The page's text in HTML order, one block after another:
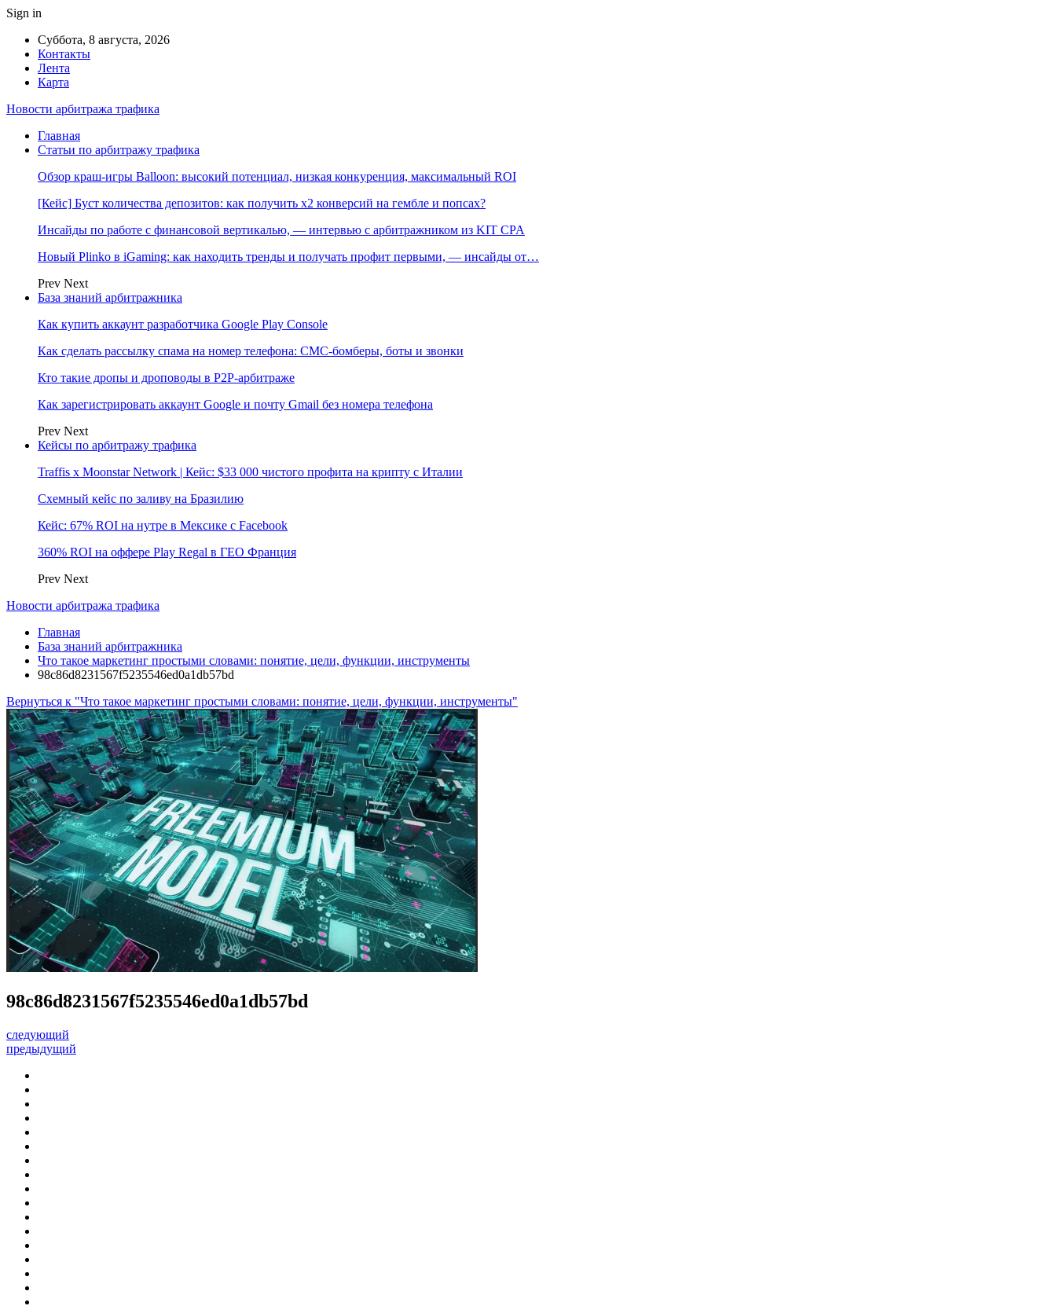
Sign in
Суббота, 8 августа, 2026
Контакты
Лента
Карта
Новости арбитража трафика
Главная
Статьи по арбитражу трафика
Обзор краш-игры Balloon: высокий потенциал, низкая конкуренция, максимальный ROI
[Кейс] Буст количества депозитов: как получить х2 конверсий на гембле и попсах?
Инсайды по работе с финансовой вертикалью, — интервью с арбитражником из KIT CPA
Новый Plinko в iGaming: как находить тренды и получать профит первыми, — инсайды от…
Prev Next
База знаний арбитражника
Как купить аккаунт разработчика Google Play Console
Как сделать рассылку спама на номер телефона: СМС-бомберы, боты и звонки
Кто такие дропы и дроповоды в P2P-арбитраже
Как зарегистрировать аккаунт Google и почту Gmail без номера телефона
Prev Next
Кейсы по арбитражу трафика
Traffis x Moonstar Network | Кейс: $33 000 чистого профита на крипту с Италии
Схемный кейс по заливу на Бразилию
Кейс: 67% ROI на нутре в Мексике с Facebook
360% ROI на оффере Play Regal в ГЕО Франция
Prev Next
Новости арбитража трафика
Главная
База знаний арбитражника
Что такое маркетинг простыми словами: понятие, цели, функции, инструменты
98c86d8231567f5235546ed0a1db57bd
Вернуться к "Что такое маркетинг простыми словами: понятие, цели, функции, инструменты"
98c86d8231567f5235546ed0a1db57bd
следующий
предыдущий